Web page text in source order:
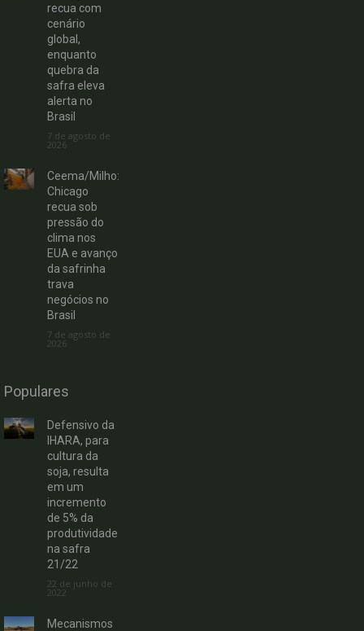
recua com
cenário
global,
enquanto
quebra da
safra eleva
alerta no
Brasil
7 de agosto de
2026
Ceema/Milho:
Chicago
recua sob
pressão do
clima nos
EUA e avanço
da safrinha
trava
negócios no
Brasil
7 de agosto de
2026
Populares
Defensivo da
IHARA, para
cultura da
soja, resulta
em um
incremento
de 5% da
produtividade
na safra
21/22
22 de junho de
2022
Mecanismos